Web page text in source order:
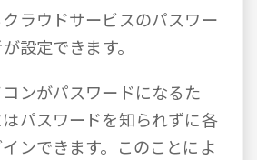
ラウドサービスのパスワー
設定できます。
ンがパスワードになるた
パスワードを知られずに各
ンできます。このことによ